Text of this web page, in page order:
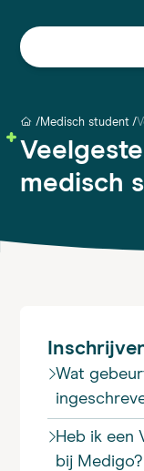
Medisch student
medisch
Wat
Heb ik een
bij Medigo?